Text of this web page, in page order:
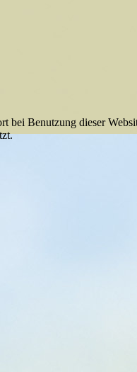
bei Benutzung dieser